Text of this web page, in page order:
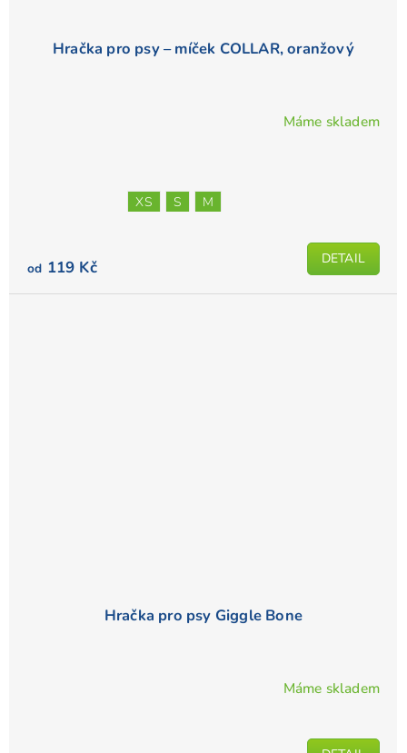
Hračka pro psy – míček COLLAR, oranžový
Máme skladem
od 119 Kč DETAIL
XS S M
Hračka pro psy Giggle Bone
Máme skladem